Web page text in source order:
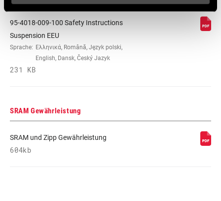
95-4018-009-100 Safety Instructions
Suspension EEU
Sprache: Ελληνικά, Română, Język polski,
English, Dansk, Český Jazyk
231 KB
SRAM Gewährleistung
SRAM und Zipp Gewährleistung
604kb